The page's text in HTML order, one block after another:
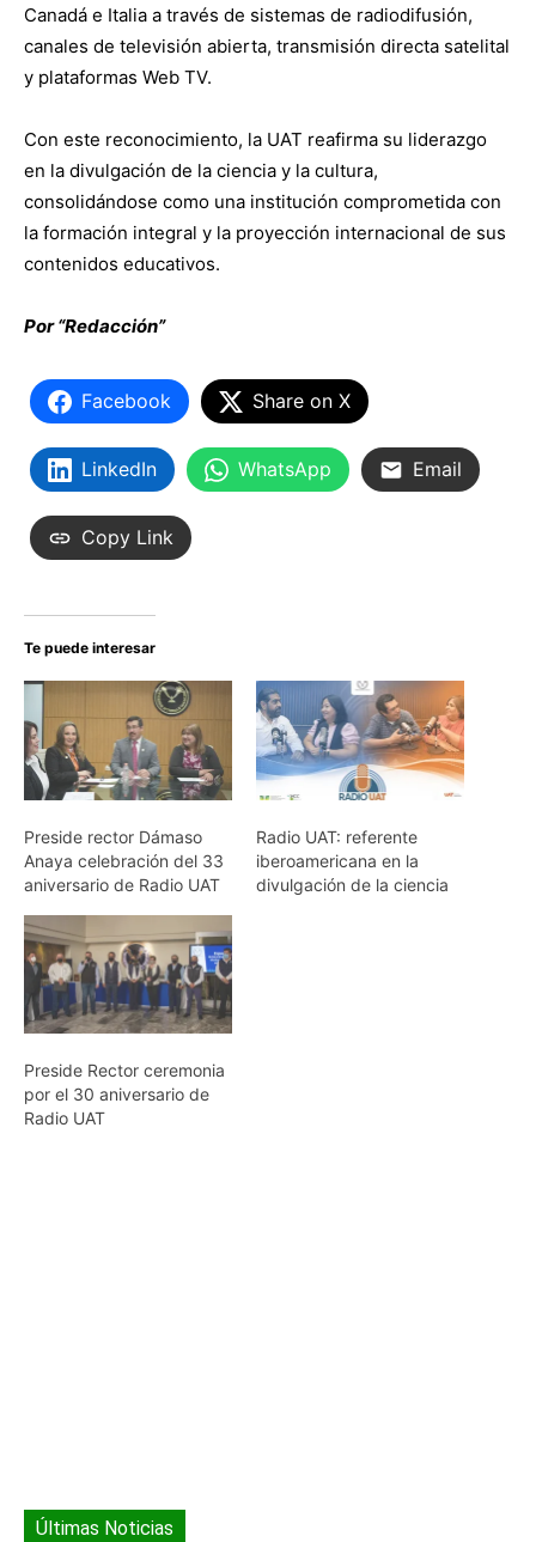
Canadá e Italia a través de sistemas de radiodifusión,
canales de televisión abierta, transmisión directa satelital
y plataformas Web TV.
Con este reconocimiento, la UAT reafirma su liderazgo
en la divulgación de la ciencia y la cultura,
consolidándose como una institución comprometida con
la formación integral y la proyección internacional de sus
contenidos educativos.
Por “Redacción”
Facebook Share on X
LinkedIn WhatsApp Email
Copy Link
Te puede interesar
Preside rector Dámaso
Anaya celebración del 33
aniversario de Radio UAT
Radio UAT: referente
iberoamericana en la
divulgación de la ciencia
Preside Rector ceremonia
por el 30 aniversario de
Radio UAT
Últimas Noticias